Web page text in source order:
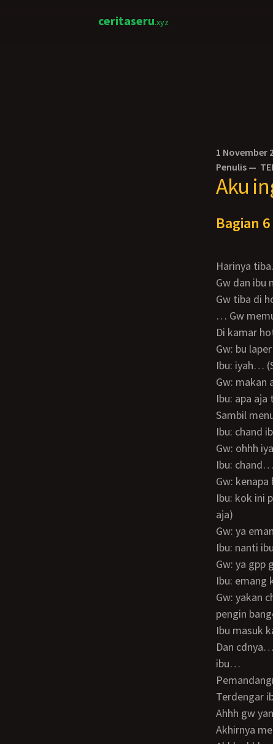
ceritaseru.xyz
1 November
Penulis —
Aku
Bagian
Harinya
Gw dan
Gw tiba di
… Gw
Di kamar
Gw: bu
Ibu: iyah…
Gw:
Ibu: apa
Sambil
Ibu: chand
Gw: ohhh
Ibu: chand…
Gw: kenapa
Ibu: kok ini pintunya gini? (Jadi pintu kamar mandinya menerawang cuma kaca buram
aja)
Gw: ya
Ibu: nanti
Gw: ya
Ibu: emang
Gw: yakan chandra anak ibu… Masa iya ngintipin ibunya mandi…(padahal iya gw
pengin
Ibu masuk kamar mandi… Dan terlihat membuka bajunya… Celananya… Bhnya…
Dan
ibu…
Ahhh gw
Akhirnya mengeluarkan pistolku juga dari celana… Gw kocok batang kontol gw…